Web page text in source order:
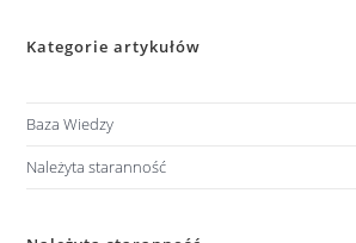
Kategorie artykułów
Baza Wiedzy
Należyta staranność